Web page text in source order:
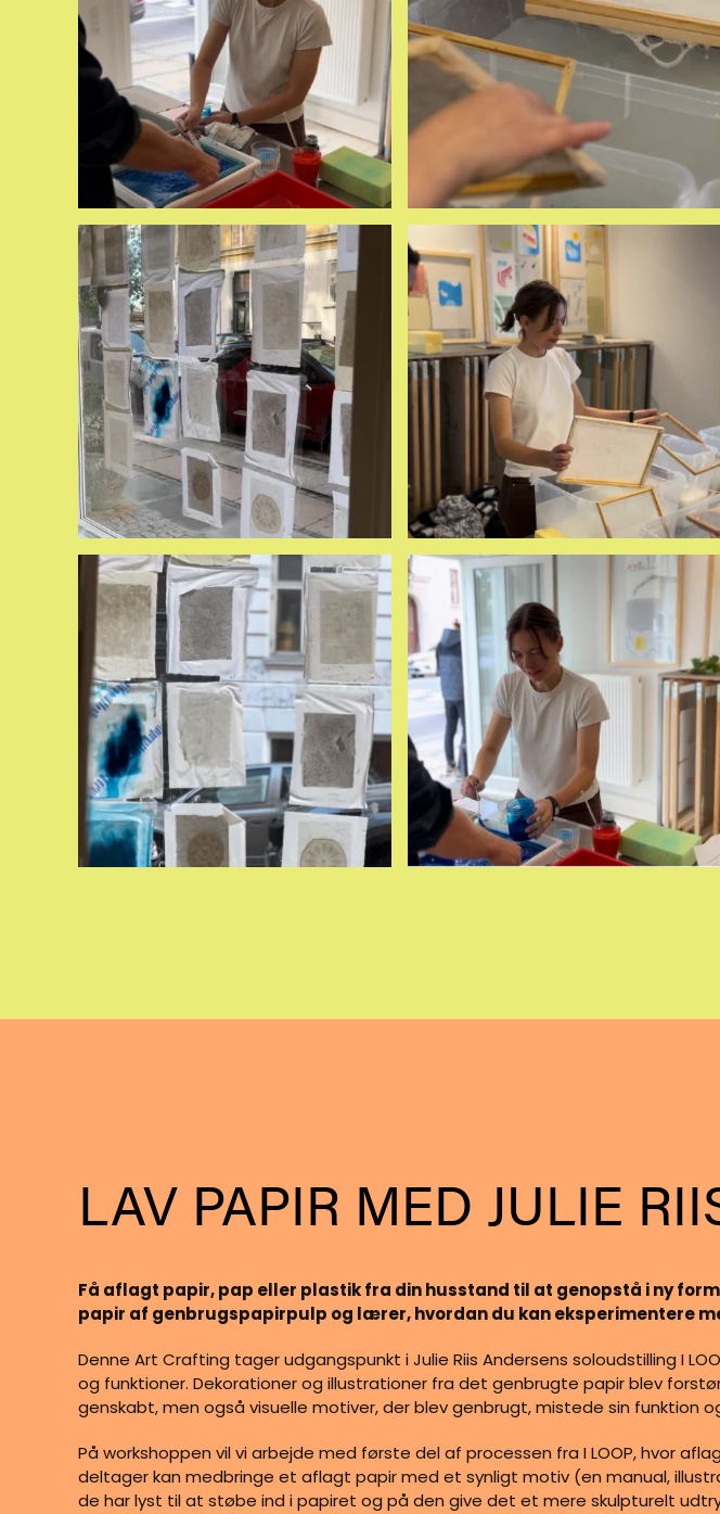
LAV PAPIR MED JULIE
Få aflagt papir, pap eller plastik fra din husstand til at genopstå i ny
papir af genbrugspapirpulp og lærer, hvordan du kan eksperimentere
Denne Art Crafting tager udgangspunkt i Julie Riis Andersens soloudstilling I
og funktioner. Dekorationer og illustrationer fra det genbrugte papir blev
genskabt, men også visuelle motiver, der blev genbrugt, mistede sin funktion
På workshoppen vil vi arbejde med første del af processen fra I LOOP, hvor
deltager kan medbringe et aflagt papir med et synligt motiv (en manual,
de har lyst til at støbe ind i papiret og på den give det et mere skulpturelt